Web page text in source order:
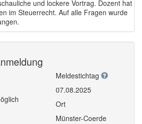
und lockere Vortrag. Dozent hat
im Steuerrecht. Auf alle Fragen wurde
Meldestichtag
07.08.2025
Ort
Münster-Coerde